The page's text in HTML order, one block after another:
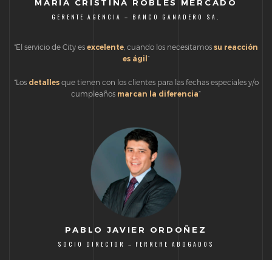
MARÍA CRISTINA ROBLES MERCADO
GERENTE AGENCIA – BANCO GANADERO SA.
“El servicio de City es excelente , cuando los necesitamos su reacción
es ágil ”
“Los detalles que tienen con los clientes para las fechas especiales y/o
cumpleaños marcan la diferencia”
PABLO JAVIER ORDOÑEZ
SOCIO DIRECTOR – FERRERE ABOGADOS